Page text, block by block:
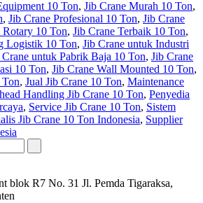
10 Ton, Jib Crane Murah 10 Ton,
, Jib Crane Profesional 10 Ton, Jib Crane
Rotary 10 Ton, Jib Crane Terbaik 10 Ton,
Logistik 10 Ton, Jib Crane untuk Industri
Crane untuk Pabrik Baja 10 Ton, Jib Crane
10 Ton, Jib Crane Wall Mounted 10 Ton,
, Jual Jib Crane 10 Ton, Maintenance
Handling Jib Crane 10 Ton, Penyedia
, Service Jib Crane 10 Ton, Sistem
Jib Crane 10 Ton Indonesia, Supplier
blok R7 No. 31 Jl. Pemda Tigaraksa,